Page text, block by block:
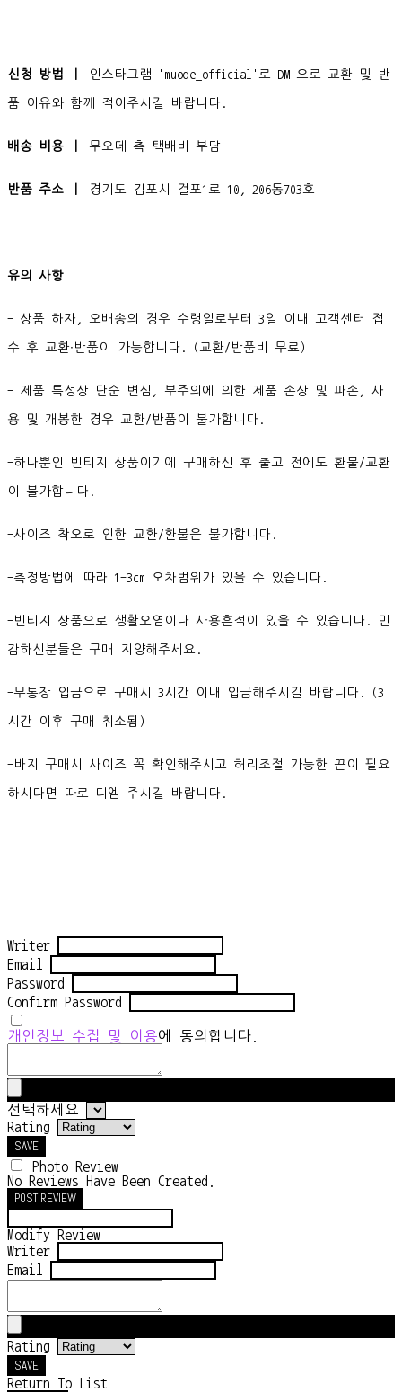
신청 방법 ㅣ 인스타그램 'muode_official'로 DM 으로 교환 및 반
품 이유와 함께 적어주시길 바랍니다.
배송 비용 ㅣ 무오데 측 택배비 부담
반품 주소 ㅣ 경기도 김포시 걸포1로 10, 206동703호
유의 사항
- 상품 하자, 오배송의 경우 수령일로부터 3일 이내 고객센터 접
수 후 교환∙반품이 가능합니다. (교환/반품비 무료)
- 제품 특성상 단순 변심, 부주의에 의한 제품 손상 및 파손, 사
용 및 개봉한 경우 교환/반품이 불가합니다.
-하나뿐인 빈티지 상품이기에 구매하신 후 출고 전에도 환불/교환
이 불가합니다.
-사이즈 착오로 인한 교환/환불은 불가합니다.
-측정방법에 따라 1-3cm 오차범위가 있을 수 있습니다.
-빈티지 상품으로 생활오염이나 사용흔적이 있을 수 있습니다. 민
감하신분들은 구매 지양해주세요.
-무통장 입금으로 구매시 3시간 이내 입금해주시길 바랍니다. (3
시간 이후 구매 취소됨)
-바지 구매시 사이즈 꼭 확인해주시고 허리조절 가능한 끈이 필요
하시다면 따로 디엠 주시길 바랍니다.
Writer
Email
Password
Confirm Password
개인정보 수집 및 이용에 동의합니다.
선택하세요
Rating
SAVE
Photo Review
No Reviews Have Been Created.
POST REVIEW
Modify Review
Writer
Email
Rating
SAVE
Return To List